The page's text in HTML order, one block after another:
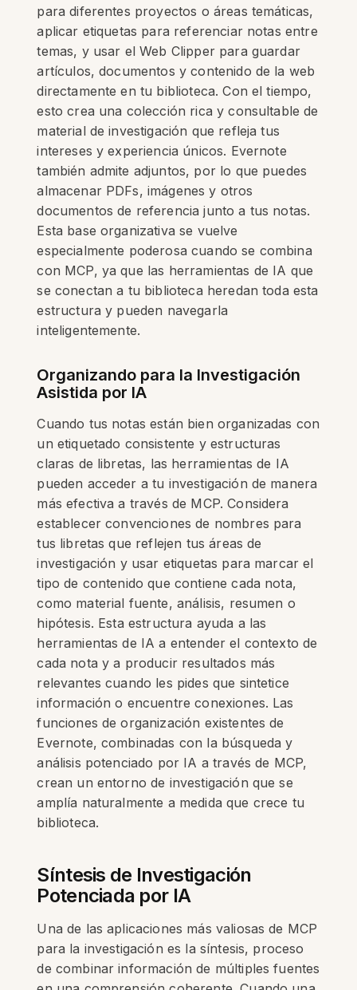
para diferentes proyectos o áreas temáticas,
aplicar etiquetas para referenciar notas entre
temas, y usar el Web Clipper para guardar
artículos, documentos y contenido de la web
directamente en tu biblioteca. Con el tiempo,
esto crea una colección rica y consultable de
material de investigación que refleja tus
intereses y experiencia únicos. Evernote
también admite adjuntos, por lo que puedes
almacenar PDFs, imágenes y otros
documentos de referencia junto a tus notas.
Esta base organizativa se vuelve
especialmente poderosa cuando se combina
con MCP, ya que las herramientas de IA que
se conectan a tu biblioteca heredan toda esta
estructura y pueden navegarla
inteligentemente.
Organizando para la Investigación
Asistida por IA
Cuando tus notas están bien organizadas con
un etiquetado consistente y estructuras
claras de libretas, las herramientas de IA
pueden acceder a tu investigación de manera
más efectiva a través de MCP. Considera
establecer convenciones de nombres para
tus libretas que reflejen tus áreas de
investigación y usar etiquetas para marcar el
tipo de contenido que contiene cada nota,
como material fuente, análisis, resumen o
hipótesis. Esta estructura ayuda a las
herramientas de IA a entender el contexto de
cada nota y a producir resultados más
relevantes cuando les pides que sintetice
información o encuentre conexiones. Las
funciones de organización existentes de
Evernote, combinadas con la búsqueda y
análisis potenciado por IA a través de MCP,
crean un entorno de investigación que se
amplía naturalmente a medida que crece tu
biblioteca.
Síntesis de Investigación
Potenciada por IA
Una de las aplicaciones más valiosas de MCP
para la investigación es la síntesis, proceso
de combinar información de múltiples fuentes